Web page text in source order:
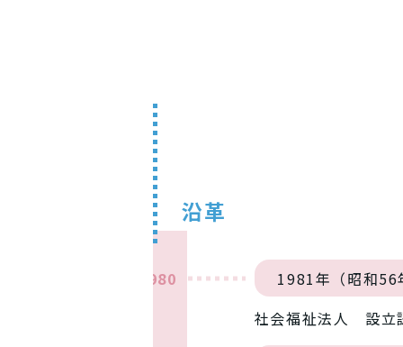
沿革
1980
1981年（昭和56
社会福祉法人 設立